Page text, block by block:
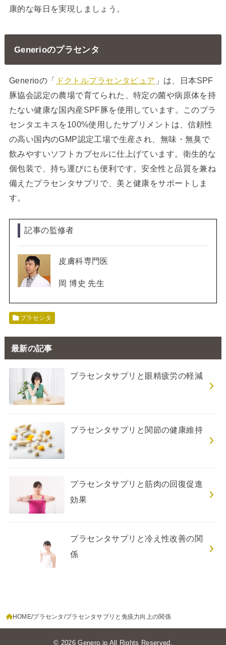
康的な毎日を実現しましょう。
Generioのプラセンタ
Generioの「 ドクトルプラセンタピュア 」は、日本SPF
豚協会認定の農場で育てられた、特定の菌や病原体を持
たない健康な国内産SPF豚を使用しています。このプラ
センタエキスを100%使用したサプリメントは、信頼性
の高い国内のGMP認定工場で生産され、無味・無臭で
飲みやすいソフトカプセルに仕上げています。衛生的な
個包装で、持ち運びにも便利です。安全性と品質を兼ね
備えたプラセンタサプリで、美と健康をサポートしま
す。
記事の監修者
皮膚科専門医
岡 博史 先生
プラセンタ
最新の記事
プラセンタサプリと眼精疲労の軽減
プラセンタサプリと関節の健康維持
プラセンタサプリと筋肉の回復促進
効果
プラセンタサプリと冷え性改善の関
係
HOME プラセンタ プラセンタサプリと免疫力向上の関係
© 2026Genero.jp All Rights Reserved.